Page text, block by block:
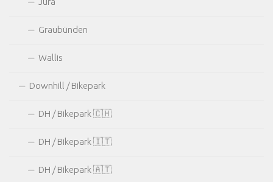
Graubünden
Wallis
Downhill / Bikepark
DH / Bikepark 🇨🇭
DH / Bikepark 🇮🇹
DH / Bikepark 🇦🇹